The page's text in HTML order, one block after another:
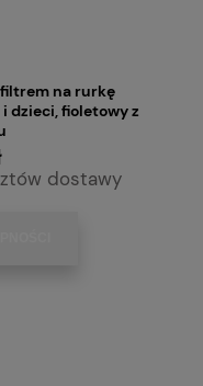
na rurkę
dzieci, fioletowy z
dostawy